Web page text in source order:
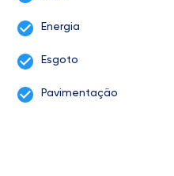
Energia
Esgoto
Pavimentação